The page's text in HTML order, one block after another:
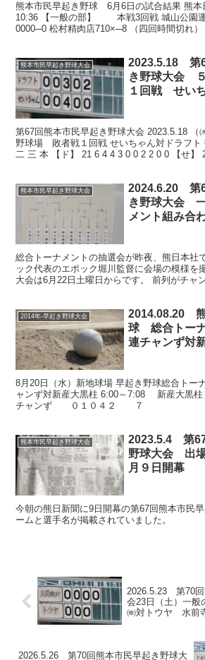
熊本市民早起き野球 6月6日の試合結果 熊本
10:36 【一般の部】 本戦3回戦 城山公
0000─0 松村精肉店710×─8 （四回時間切れ
熊本市民早起き野球大会
2023.5.18 第
き野球大会
１回戦 せい
第67回熊本市民早起き野球大会 2023.5.18 （
野球場 敗者戦１回戦 せいちゃん対ドラフト
二 三 本 【ド】 21 6 4 4 3 0 0 2 2 0 0 【せ】
熊本市民早起き野球大会
2024.6.20 第
き野球大会
メント組み合
総合トーナメントの抽選会が昨夜、熊日本社
ック代表のエポック堀川監督に会場の模様を
大会は6月22日土曜日からです。 前列がチャ
2014年-早起き野球大会
2014.08.20
球 総合トー
連チャンず対
8月20日（水）新地球場 早起き野球総合ト
ャンず対新産大黒柱 6:00～7:08 新産大
チャンず ０１０４２ ７ （
熊本市民早起き野球大会
2023.5.4 第
野球大会 出
月９日開幕
今朝の熊日新聞に9日開幕の第67回熊本市民
ームと選手名が掲載されていました。
2026.5.23 第70回
会23日（土）一
㈱対トウヤ 水前
2026.5.26 第70回熊本市民早起き野球大